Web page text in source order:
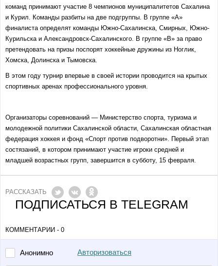
команд принимают участие 8 чемпионов муниципалитетов Сахалина
и Курил. Команды разбиты на две подгруппы. В группе «А»
финалиста определят команды Южно-Сахалинска, Смирных, Южно-
Курильска и Александровск-Сахалинского. В группе «В» за право
претендовать на призы поспорят хоккейные дружины из Ноглик,
Хомска, Долинска и Тымовска.
В этом году турнир впервые в своей истории проводится на крытых
спортивных аренах профессионального уровня.
Организаторы соревнований — Министерство спорта, туризма и
молодежной политики Сахалинской области, Сахалинская областная
федерация хоккея и фонд «Спорт против подворотни». Первый этап
состязаний, в котором принимают участие игроки средней и
младшей возрастных групп, завершится в субботу, 15 февраля.
РАССКАЗАТЬ
ПОДПИСАТЬСЯ В TELEGRAM
КОММЕНТАРИИ - 0
Анонимно Авторизоваться